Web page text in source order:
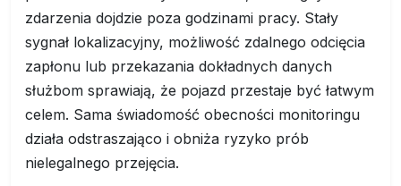
zdarzenia dojdzie poza godzinami pracy. Stały
sygnał lokalizacyjny, możliwość zdalnego odcięcia
zapłonu lub przekazania dokładnych danych
służbom sprawiają, że pojazd przestaje być łatwym
celem. Sama świadomość obecności monitoringu
działa odstraszająco i obniża ryzyko prób
nielegalnego przejęcia.